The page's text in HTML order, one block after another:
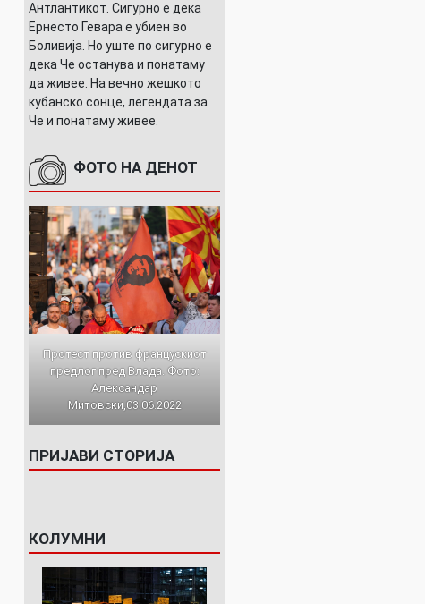
Антлантикот. Сигурно е дека
Ернесто Гевара е убиен во
Боливија. Но уште по сигурно е
дека Че останува и понатаму
да живее. На вечно жешкото
кубанско сонце, легендата за
Че и понатаму живее.
ФОТО НА ДЕНОТ
Протест против францускиот
предлог пред Влада. Фото:
Александар
Митовски,03.06.2022
ПРИЈАВИ СТОРИЈА
КОЛУМНИ